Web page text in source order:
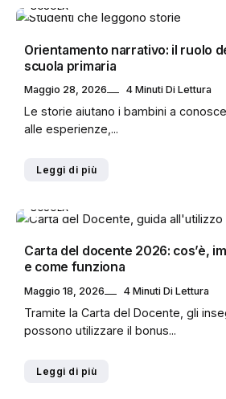
SCUOLA
Orientamento narrativo: il ruolo
scuola primaria
Maggio 28, 2026 4 Minuti Di Lettura
Le storie aiutano i bambini a
alle esperienze,...
Leggi di più
SCUOLA
Carta del docente 2026: cos’è,
e come funziona
Maggio 18, 2026 4 Minuti Di Lettura
Tramite la Carta del Docente, gli
possono utilizzare il bonus...
Leggi di più